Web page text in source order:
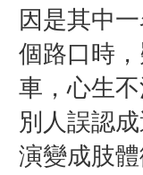
因是其中
個路口時
車，心生
別人誤認
演變成肢